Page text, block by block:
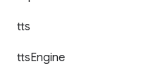
tts
ttsEngine